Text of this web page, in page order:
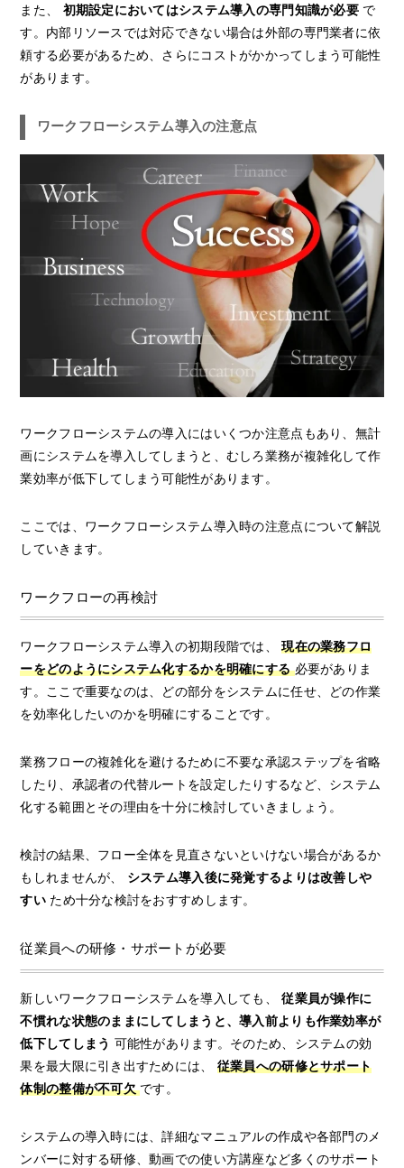
また、 初期設定においてはシステム導入の専門知識が必要 で
す。内部リソースでは対応できない場合は外部の専門業者に依
頼する必要があるため、さらにコストがかかってしまう可能性
があります。
ワークフローシステム導入の注意点
ワークフローシステムの導入にはいくつか注意点もあり、無計
画にシステムを導入してしまうと、むしろ業務が複雑化して作
業効率が低下してしまう可能性があります。
ここでは、ワークフローシステム導入時の注意点について解説
していきます。
ワークフローの再検討
ワークフローシステム導入の初期段階では、現在の業務フロ
ーをどのようにシステム化するかを明確にする必要がありま
す。ここで重要なのは、どの部分をシステムに任せ、どの作業
を効率化したいのかを明確にすることです。
業務フローの複雑化を避けるために不要な承認ステップを省略
したり、承認者の代替ルートを設定したりするなど、システム
化する範囲とその理由を十分に検討していきましょう。
検討の結果、フロー全体を見直さないといけない場合があるか
もしれませんが、 システム導入後に発覚するよりは改善しや
すい ため十分な検討をおすすめします。
従業員への研修・サポートが必要
新しいワークフローシステムを導入しても、従業員が操作に
不慣れな状態のままにしてしまうと、導入前よりも作業効率が
低下してしまう 可能性があります。そのため、システムの効
果を最大限に引き出すためには、 従業員への研修とサポート
体制の整備が不可欠です。
システムの導入時には、詳細なマニュアルの作成や各部門のメ
ンバーに対する研修、動画での使い方講座など多くのサポート